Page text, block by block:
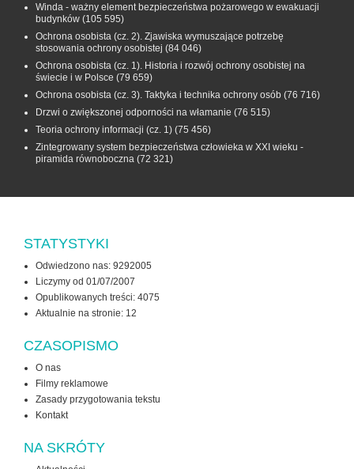
Winda - ważny element bezpieczeństwa pożarowego w ewakuacji
budynków (105 595)
Ochrona osobista (cz. 2). Zjawiska wymuszające potrzebę
stosowania ochrony osobistej (84 046)
Ochrona osobista (cz. 1). Historia i rozwój ochrony osobistej na
świecie i w Polsce (79 659)
Ochrona osobista (cz. 3). Taktyka i technika ochrony osób (76 716)
Drzwi o zwiększonej odporności na włamanie (76 515)
Teoria ochrony informacji (cz. 1) (75 456)
Zintegrowany system bezpieczeństwa człowieka w XXI wieku -
piramida równoboczna (72 321)
STATYSTYKI
Odwiedzono nas: 9292005
Liczymy od 01/07/2007
Opublikowanych treści: 4075
Aktualnie na stronie: 12
CZASOPISMO
O nas
Filmy reklamowe
Zasady przygotowania tekstu
Kontakt
NA SKRÓTY